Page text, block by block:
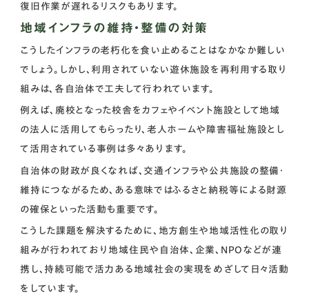
復旧作業が遅れるリスクもあります。
地域インフラの維持・整備の対策
こうしたインフラの老朽化を食い止めることはなかなか難しい
でしょう。しかし、利用されていない遊休施設を再利用する取り
組みは、各自治体で工夫して行われています。
例えば、廃校となった校舎をカフェやイベント施設として地域
の法人に活用してもらったり、老人ホームや障害福祉施設とし
て活用されている事例は多々あります。
自治体の財政が良くなれば、交通インフラや公共施設の整備・
維持につながるため、ある意味ではふるさと納税等による財源
の確保といった活動も重要です。
こうした課題を解決するために、地方創生や地域活性化の取り
組みが行われており地域住民や自治体、企業、NPOなどが連
携し、持続可能で活力ある地域社会の実現をめざして日々活動
をしています。